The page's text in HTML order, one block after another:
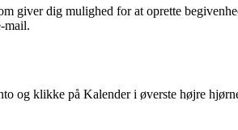
giver dig mulighed for at oprette
mail.
og klikke på Kalender i øverste højre